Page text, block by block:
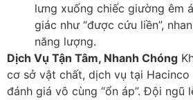
lưng xuống chiếc giường êm
giác như “được cứu liền”,
năng lượng.
Dịch Vụ Tận Tâm, Nhanh Chóng
cơ sở vật chất, dịch vụ tại
đánh giá vô cùng “ổn áp”. Đội ngũ